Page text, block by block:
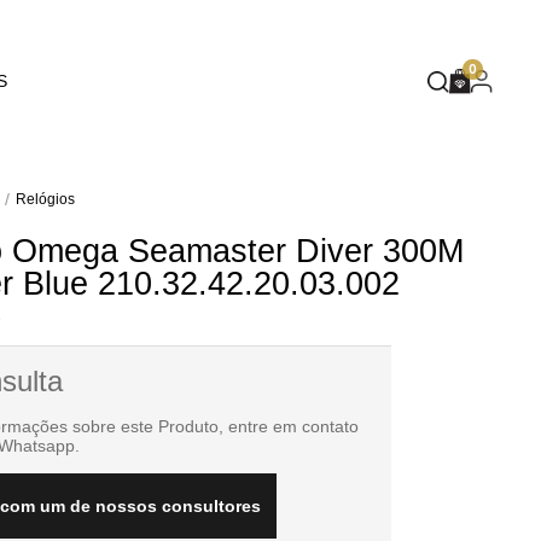
BLUE
WILD SPIRIT
NATURE
0
Relógios
Omega Seamaster Diver 300M
Blue 210.32.42.20.03.002
sobre este Produto, entre em contato
um de nossos consultores